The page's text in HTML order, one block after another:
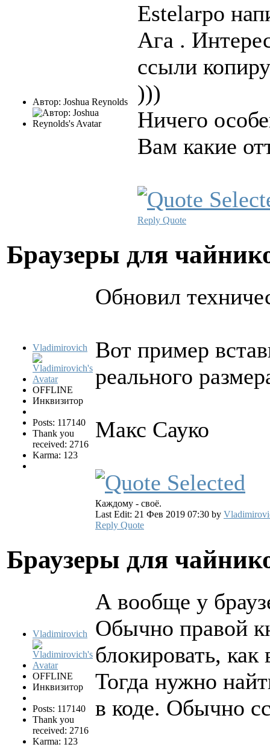
Автор: Joshua Reynolds
Estelarpo
Ага .
ссыли
)))
Ничего
Вам какие
Reply Quote
Браузеры для
Vladimirovich
OFFLINE
Инквизитор
Posts: 117140
Thank you
received: 2716
Karma: 123
Обновил
Вот пример
реального
Макс Сауко
Каждому - своё.
Last Edit: 21 Фев 2019 07:30 by
Reply Quote
Браузеры для
Vladimirovich
OFFLINE
Инквизитор
Posts: 117140
Thank you
received: 2716
Karma: 123
А вообще у
Обычно правой
блокировать,
Тогда нужно
в коде. Обычно